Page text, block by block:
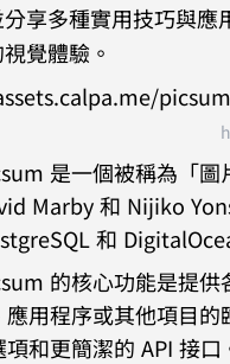
享多種實用技巧與
覺體驗。
是一個被稱為「
Marby 和 Nijiko
和
的核心功能是提
應用程序或其他項目
和更簡潔的 API 接口